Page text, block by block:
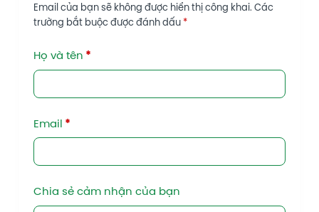
Email của bạn sẽ không được hiển thị công khai. Các
trường bắt buộc được đánh dấu *
Họ và tên *
Email *
Chia sẻ cảm nhận của bạn